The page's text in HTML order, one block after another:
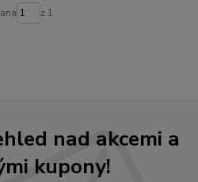
z 1
nad akcemi a
kupony!